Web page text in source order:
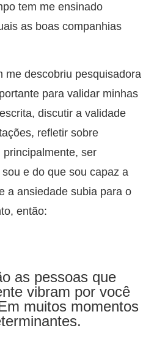
tem me ensinado
as boas companhias
me descobriu pesquisadora
para validar minhas
discutir a validade
refletir sobre
ser
e do que sou capaz a
a ansiedade subia para o
então:
as pessoas que
vibram por você
muitos momentos